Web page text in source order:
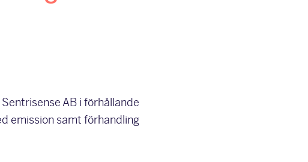
AB i förhållande
emission samt förhandling